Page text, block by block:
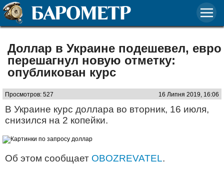
Доллар в Украине подешевел, евро
перешагнул новую отметку:
опубликован курс
Просмотров: 527 16 Липня 2019, 16:06
В Украине курс доллара во вторник, 16 июля,
снизился на 2 копейки.
Об этом сообщает OBOZREVATEL.